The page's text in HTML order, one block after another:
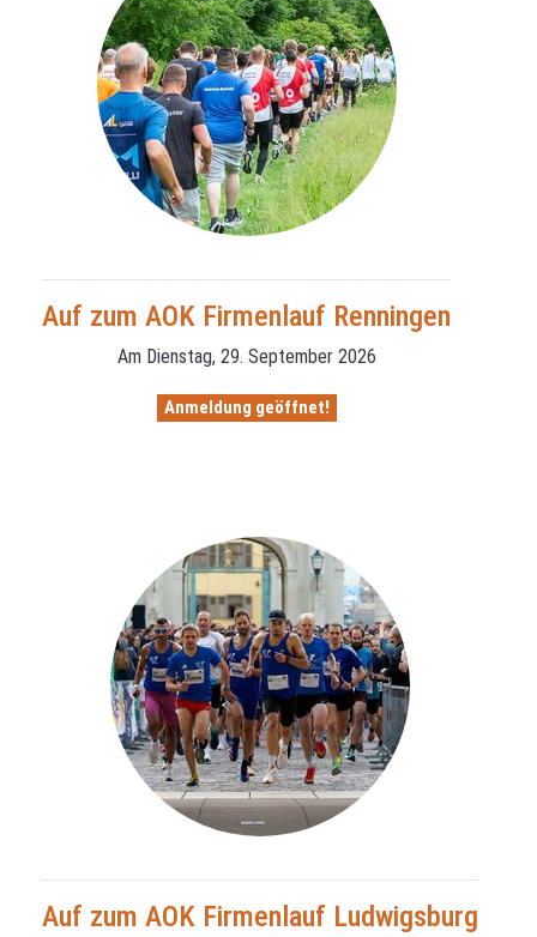
Auf zum AOK Firmenlauf Renningen
Am Dienstag, 29. September 2026
Anmeldung geöffnet!
Auf zum AOK Firmenlauf Ludwigsburg